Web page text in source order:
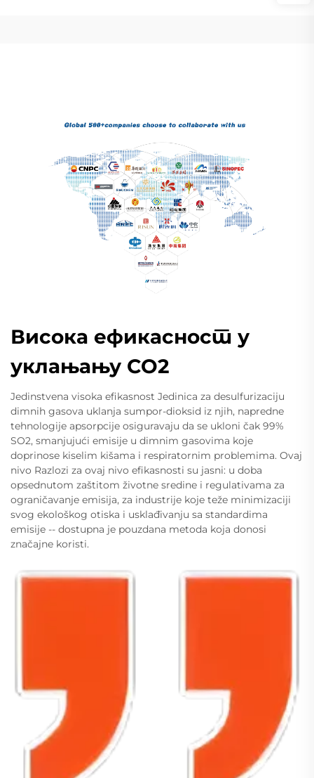
Висока ефикасност у
уклањању СО2
Jedinstvena visoka efikasnost Jedinica za desulfurizaciju
dimnih gasova uklanja sumpor-dioksid iz njih, napredne
tehnologije apsorpcije osiguravaju da se ukloni čak 99%
SO2, smanjujući emisije u dimnim gasovima koje
doprinose kiselim kišama i respiratornim problemima. Ovaj
nivo Razlozi za ovaj nivo efikasnosti su jasni: u doba
opsednutom zaštitom životne sredine i regulativama za
ograničavanje emisija, za industrije koje teže minimizaciji
svog ekološkog otiska i usklađivanju sa standardima
emisije -- dostupna je pouzdana metoda koja donosi
značajne koristi.